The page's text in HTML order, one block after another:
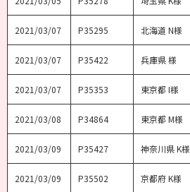
2021/03/07 P35295 北海道 N様
2021/03/07 P35422 兵庫県 様
2021/03/07 P35353 東京都 I様
2021/03/08 P34864 東京都 M様
2021/03/09 P35427 神奈川県 K様
2021/03/09 P35502 京都府 K様